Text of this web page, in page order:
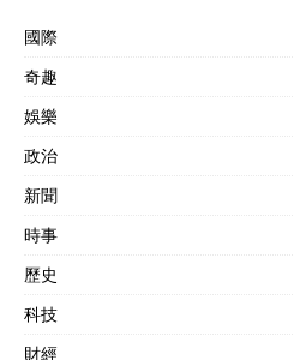
國際
奇趣
娛樂
政治
新聞
時事
歷史
科技
財經